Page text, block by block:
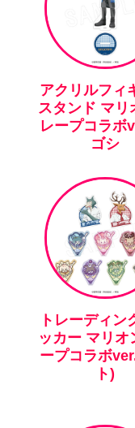
アクリルフィ
スタンド マリ
レープコラボ
ゴシ
トレーディン
ッカー マリオ
ープコラボ
ト)